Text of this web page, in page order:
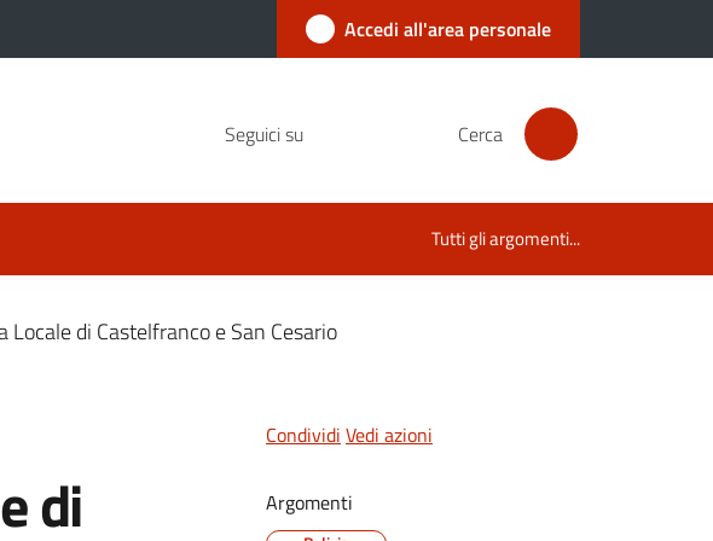
Accedi all'area personale
Seguici su Cerca
Tutti gli argomenti...
di Castelfranco e San Cesario
di
Condividi Vedi azioni
Argomenti